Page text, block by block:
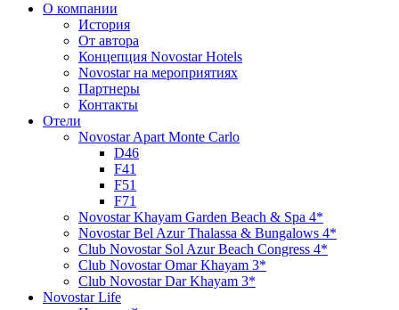
О компании
История
От автора
Концепция Novostar Hotels
Novostar на мероприятиях
Партнеры
Контакты
Отели
Novostar Apart Monte Carlo
D46
F41
F51
F71
Novostar Khayam Garden Beach & Spa 4*
Novostar Bel Azur Thalassa & Bungalows 4*
Club Novostar Sol Azur Beach Congress 4*
Club Novostar Omar Khayam 3*
Club Novostar Dar Khayam 3*
Novostar Life